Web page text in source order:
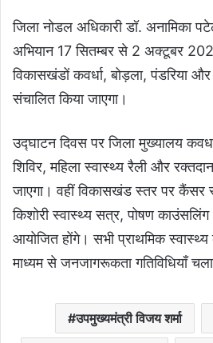
जिला नोडल अधिकारी डॉ. अनामिका
अभियान 17 सितम्बर से 2 अक्टूबर
विकासखंडों कवर्धा, बोड़ला, पंडरिया
संचालित किया जाएगा।
उद्घाटन दिवस पर जिला मुख्यालय
शिविर, महिला स्वास्थ्य रैली और
जाएगा। वहीं विकासखंड स्तर पर कैंसर
किशोरी स्वास्थ्य सत्र, पोषण
आयोजित होंगे। सभी प्राथमिक
माध्यम से जनजागरूकता गतिविधियाँ
उपमुख्यमंत्री विजय शर्मा